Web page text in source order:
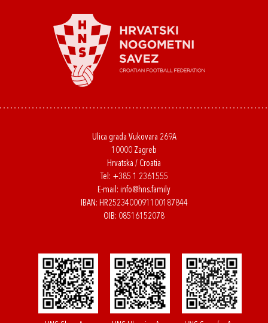
Ulica grada Vukovara 269A
10000 Zagreb
Hrvatska / Croatia
Tel: +385 1 2361555
E-mail: info@hns.family
IBAN: HR2523400091100187844
OIB: 08516152078